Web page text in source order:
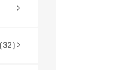
(32)